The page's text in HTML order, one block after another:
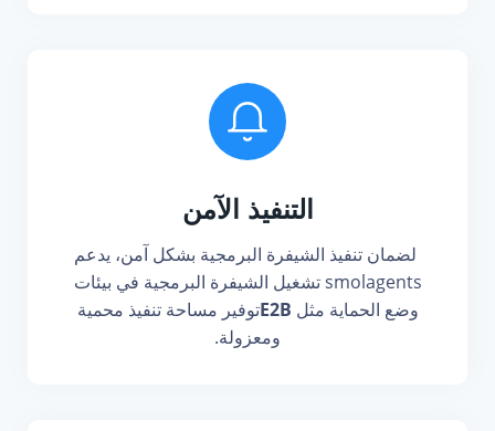
التنفيذ الآمن
لضمان تنفيذ الشيفرة البرمجية بشكل آمن، يدعم
smolagents تشغيل الشيفرة البرمجية في بيئات
وضع الحماية مثل E2Bتوفير مساحة تنفيذ محمية
ومعزولة.